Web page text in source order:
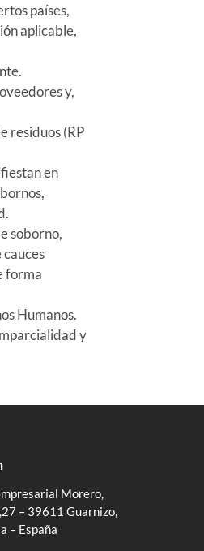
países,
aplicable,
y,
residuos (RP
en
soborno,
forma
Humanos.
y
Morero,
– 39611 Guarnizo,
– España